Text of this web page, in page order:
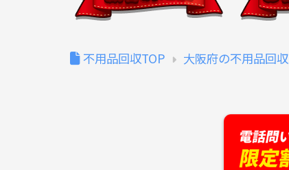
不用品回収TOP 大阪府の不用品回収